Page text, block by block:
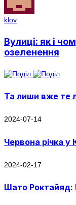
klov
Вулиці: як і
озеленення
Та лиши вже те
2024-07-14
Червона річка у
2024-02-17
Шато Роктайяд: